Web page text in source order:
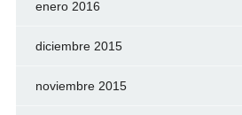
enero 2016
diciembre 2015
noviembre 2015